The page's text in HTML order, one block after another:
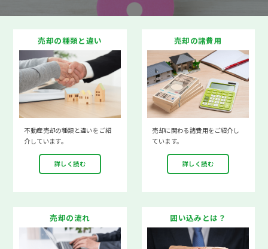
売却の種類と違い
不動産売却の種類と違いをご紹
介しています。
詳しく読む
売却の諸費用
売却に関わる諸費用をご紹介し
ています。
詳しく読む
売却の流れ 囲い込みとは？